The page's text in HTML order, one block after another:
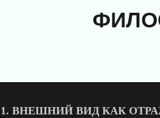
1. ВНЕШНИЙ ВИД КАК